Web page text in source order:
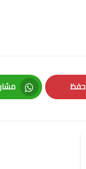
حفظ
Pinterest